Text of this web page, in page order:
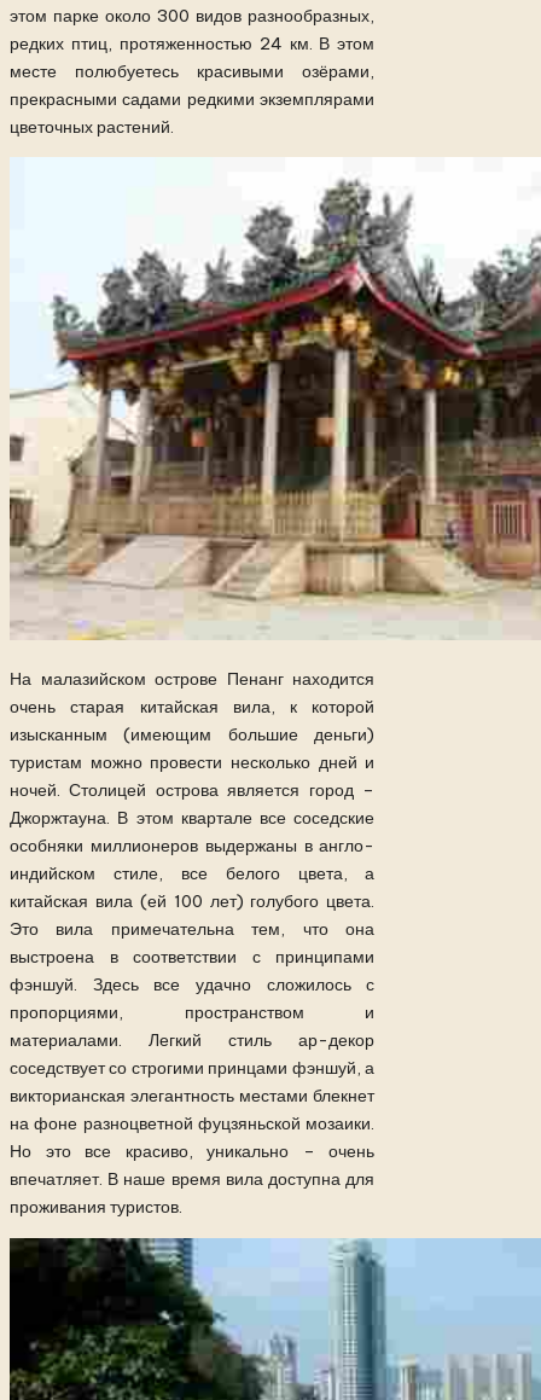
этом парке около 300 видов разнообразных,
редких птиц, протяженностью 24 км. В этом
месте полюбуетесь красивыми озёрами,
прекрасными садами редкими экземплярами
цветочных растений.
На малазийском острове Пенанг находится
очень старая китайская вила, к которой
изысканным (имеющим большие деньги)
туристам можно провести несколько дней и
ночей. Столицей острова является город –
Джоржтауна. В этом квартале все соседские
особняки миллионеров выдержаны в англо-
индийском стиле, все белого цвета, а
китайская вила (ей 100 лет) голубого цвета.
Это вила примечательна тем, что она
выстроена в соответствии с принципами
фэншуй. Здесь все удачно сложилось с
пропорциями, пространством и
материалами. Легкий стиль ар-декор
соседствует со строгими принцами фэншуй, а
викторианская элегантность местами блекнет
на фоне разноцветной фуцзяньской мозаики.
Но это все красиво, уникально – очень
впечатляет. В наше время вила доступна для
проживания туристов.